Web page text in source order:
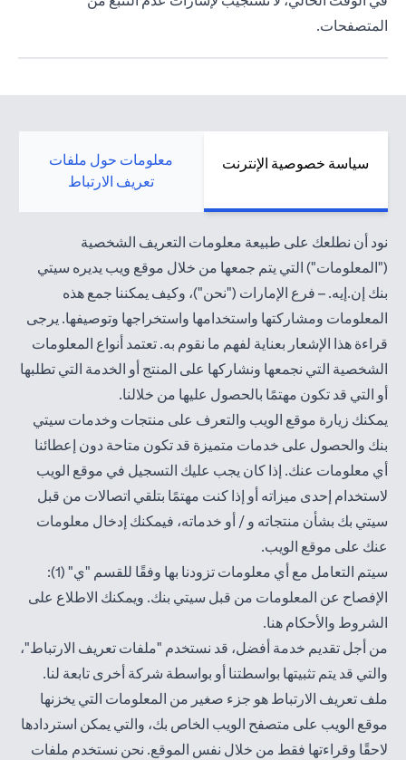
المتصفحات.
سياسة خصوصية الإنترنت
معلومات حول ملفات
تعريف الارتباط
نود أن نطلعك على طبيعة معلومات التعريف الشخصية
("المعلومات") التي يتم جمعها من خلال موقع ويب يديره سيتي
بنك إن.إيه. – فرع الإمارات ("نحن")، وكيف يمكننا جمع هذه
المعلومات ومشاركتها واستخدامها واستخراجها وتوصيفها. يرجى
قراءة هذا الإشعار بعناية لفهم ما نقوم به. تعتمد أنواع المعلومات
الشخصية التي نجمعها ونشاركها على المنتج أو الخدمة التي تطلبها
أو التي قد تكون مهتمًا بالحصول عليها من خلالنا.
يمكنك زيارة موقع الويب والتعرف على منتجات وخدمات سيتي
بنك والحصول على خدمات متميزة قد تكون متاحة دون إعطائنا
أي معلومات عنك. إذا كان يجب عليك التسجيل في موقع الويب
لاستخدام إحدى ميزاته أو إذا كنت مهتمًا بتلقي اتصالات من قبل
سيتي بك بشأن منتجاته و / أو خدماته، فيمكنك إدخال معلومات
عنك على موقع الويب.
سيتم التعامل مع أي معلومات تزودنا بها وفقًا للقسم "ي" (1):
الإفصاح عن المعلومات من قبل سيتي بنك. ويمكنك الاطلاع على
الشروط والأحكام هنا(opens in a new tab).
من أجل تقديم خدمة أفضل، قد نستخدم "ملفات تعريف الارتباط"،
والتي قد يتم تثبيتها بواسطتنا أو بواسطة شركة أخرى تابعة لنا.
ملف تعريف الارتباط هو جزء صغير من المعلومات التي يخزنها
موقع الويب على متصفح الويب الخاص بك، والتي يمكن استردادها
لاحقًا وقراءتها فقط من خلال نفس الموقع. نحن نستخدم ملفات